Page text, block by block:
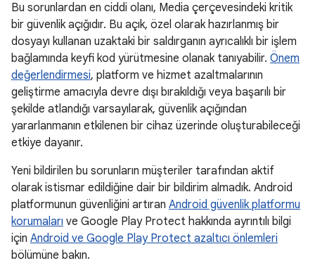
Bu sorunlardan en ciddi olanı, Media çerçevesindeki kritik
bir güvenlik açığıdır. Bu açık, özel olarak hazırlanmış bir
dosyayı kullanan uzaktaki bir saldırganın ayrıcalıklı bir işlem
bağlamında keyfi kod yürütmesine olanak tanıyabilir. Önem
değerlendirmesi, platform ve hizmet azaltmalarının
geliştirme amacıyla devre dışı bırakıldığı veya başarılı bir
şekilde atlandığı varsayılarak, güvenlik açığından
yararlanmanın etkilenen bir cihaz üzerinde oluşturabileceği
etkiye dayanır.
Yeni bildirilen bu sorunların müşteriler tarafından aktif
olarak istismar edildiğine dair bir bildirim almadık. Android
platformunun güvenliğini artıran Android güvenlik platformu
korumaları ve Google Play Protect hakkında ayrıntılı bilgi
için Android ve Google Play Protect azaltıcı önlemleri
bölümüne bakın.